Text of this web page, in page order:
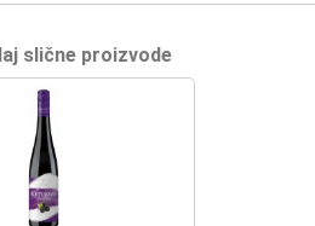
slične proizvode